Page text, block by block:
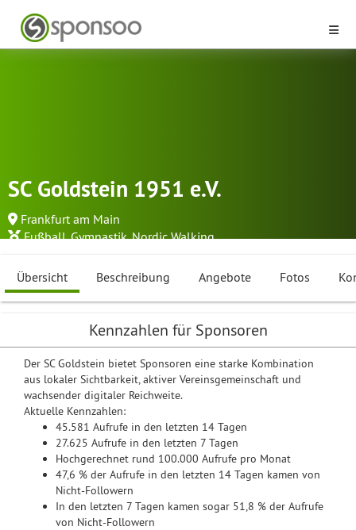
SC Goldstein 1951 e.V.
Frankfurt am Main
Fußball,Gymnastik,Nordic Walking...
Übersicht Beschreibung Angebote Fotos
Kennzahlen für Sponsoren
Der SC Goldstein bietet Sponsoren eine starke Kombination
aus lokaler Sichtbarkeit, aktiver Vereinsgemeinschaft und
wachsender digitaler Reichweite.
Aktuelle Kennzahlen:
45.581 Aufrufe in den letzten 14 Tagen
27.625 Aufrufe in den letzten 7 Tagen
Hochgerechnet rund 100.000 Aufrufe pro Monat
47,6 % der Aufrufe in den letzten 14 Tagen kamen von
Nicht-Followern
In den letzten 7 Tagen kamen sogar 51,8 % der Aufrufe
von Nicht-Followern